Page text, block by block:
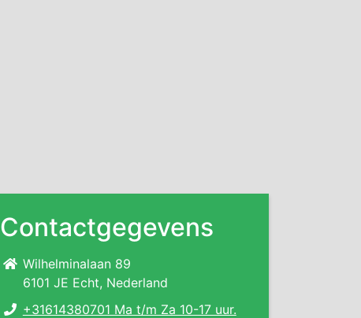
Contactgegevens
Wilhelminalaan 89
6101 JE Echt, Nederland
+31614380701 Ma t/m Za 10-17 uur.